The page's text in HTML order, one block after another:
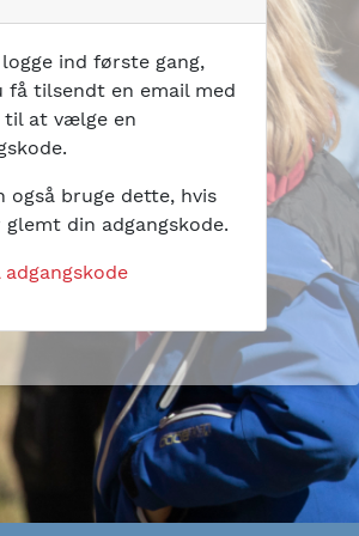
ind første gang,
få tilsendt en email med
til at vælge en
også bruge dette, hvis
glemt din adgangskode.